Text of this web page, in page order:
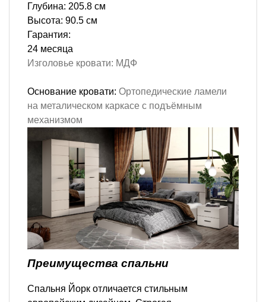
Глубина: 205.8 см
Высота: 90.5 см
Гарантия:
24 месяца
Изголовье кровати: МДФ
Основание кровати: Ортопедические ламели
на металическом каркасе с подъёмным
механизмом
Преимущества спальни
Спальня Йорк отличается стильным